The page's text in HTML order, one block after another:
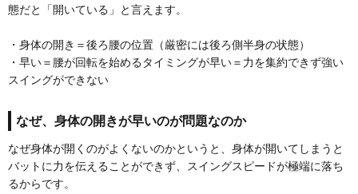
態だと「開いている」と言えます。
・身体の開き＝後ろ腰の位置（厳密には後ろ側半身の状態）
・早い＝腰が回転を始めるタイミングが早い＝力を集約できず強い
スイングができない
なぜ、身体の開きが早いのが問題なのか
なぜ身体が開くのがよくないのかというと、身体が開いてしまうと
バットに力を伝えることができず、スイングスピードが極端に落ち
るからです。